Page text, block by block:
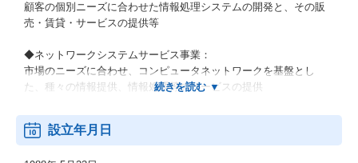
顧客の個別ニーズに合わせた情報処理システムの開発と、その販
売・賃貸・サービスの提供等
◆ネットワークシステムサービス事業：
市場のニーズに合わせ、コンピュータネットワークを基盤とし
た、種々の情報提供、情報処理等のサービスの提供
◆その他の事業：
顧客の経営上の問題点に係わる調査・分析、情報処理システムの
設立年月日